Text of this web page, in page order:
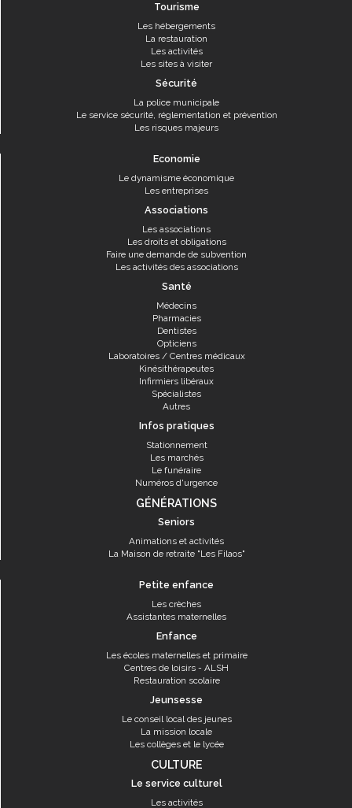
Tourisme
Les hébergements
La restauration
Les activités
Les sites à visiter
Sécurité
La police municipale
Le service sécurité, réglementation et prévention
Les risques majeurs
Economie
Le dynamisme économique
Les entreprises
Associations
Les associations
Les droits et obligations
Faire une demande de subvention
Les activités des associations
Santé
Médecins
Pharmacies
Dentistes
Opticiens
Laboratoires / Centres médicaux
Kinésithérapeutes
Infirmiers libéraux
Spécialistes
Autres
Infos pratiques
Stationnement
Les marchés
Le funéraire
Numéros d'urgence
GÉNÉRATIONS
Seniors
Animations et activités
La Maison de retraite "Les Filaos"
Petite enfance
Les crèches
Assistantes maternelles
Enfance
Les écoles maternelles et primaire
Centres de loisirs - ALSH
Restauration scolaire
Jeunsesse
Le conseil local des jeunes
La mission locale
Les collèges et le lycée
CULTURE
Le service culturel
Les activités